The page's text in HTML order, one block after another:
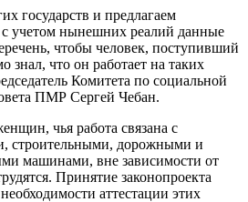
государств и предлагаем
с учетом нынешних реалий данные
чтобы человек, поступивший
знал, что он работает на таких
Комитета по социальной
ПМР Сергей Чебан.
чья работа связана с
строительными, дорожными и
машинами, вне зависимости от
Принятие законопроекта
аттестации этих